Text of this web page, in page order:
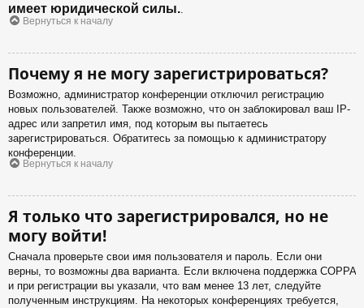
имеет юридической силы..
Вернуться к началу
Почему я не могу зарегистрироваться?
Возможно, администратор конференции отключил регистрацию
новых пользователей. Также возможно, что он заблокировал ваш IP-
адрес или запретил имя, под которым вы пытаетесь
зарегистрироваться. Обратитесь за помощью к администратору
конференции.
Вернуться к началу
Я только что зарегистрировался, но не
могу войти!
Сначала проверьте свои имя пользователя и пароль. Если они
верны, то возможны два варианта. Если включена поддержка COPPA
и при регистрации вы указали, что вам менее 13 лет, следуйте
полученным инструкциям. На некоторых конференциях требуется,